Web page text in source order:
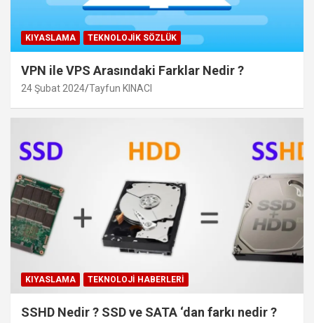
KIYASLAMA TEKNOLOJIK SÖZLÜK
VPN ile VPS Arasındaki Farklar Nedir ?
24 Şubat 2024 Tayfun KINACI
KIYASLAMA TEKNOLOJI HABERLERI
SSHD Nedir ? SSD ve SATA ‘dan farkı nedir ?